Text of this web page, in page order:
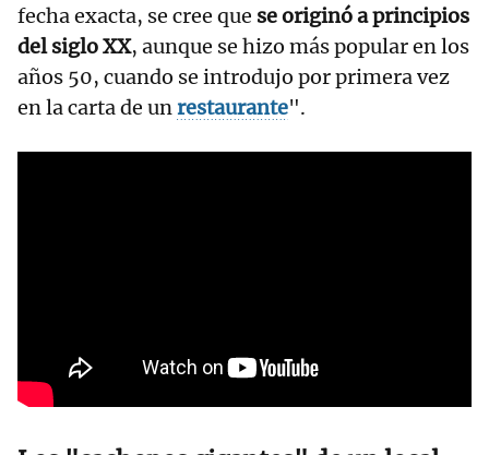
fecha exacta, se cree que se originó a principios
del siglo XX, aunque se hizo más popular en los
años 50, cuando se introdujo por primera vez
en la carta de unrestaurante".